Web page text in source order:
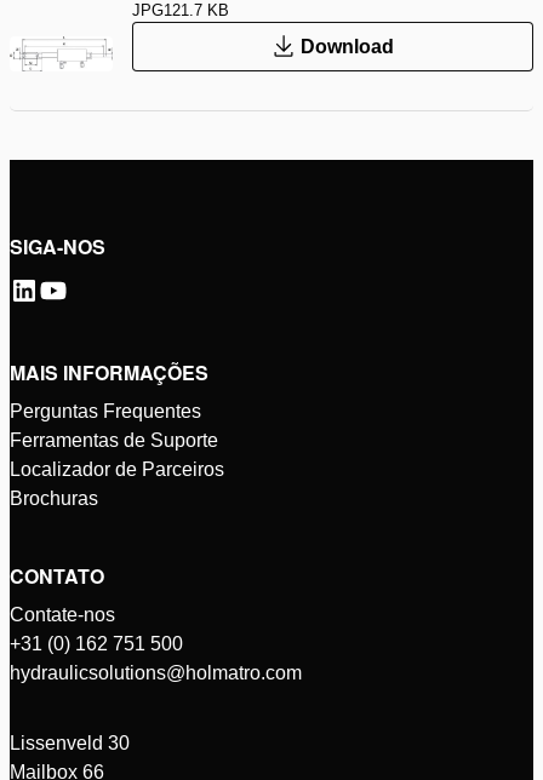
JPG121.7 KB
Download
SIGA-NOS
MAIS INFORMAÇÕES
Perguntas Frequentes
Ferramentas de Suporte
Localizador de Parceiros
Brochuras
CONTATO
Contate-nos
+31 (0) 162 751 500
hydraulicsolutions@holmatro.com
Lissenveld 30
Mailbox 66